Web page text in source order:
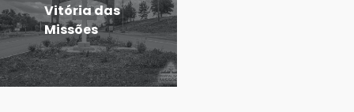
Vitória das
Missões